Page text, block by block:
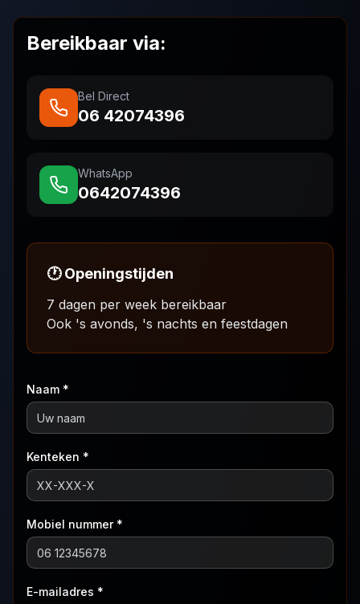
Bereikbaar via:
Bel Direct
06 42074396
WhatsApp
0642074396
🕐 Openingstijden
7 dagen per week bereikbaar
Ook 's avonds, 's nachts en feestdagen
Naam *
Kenteken *
Mobiel nummer *
E-mailadres *